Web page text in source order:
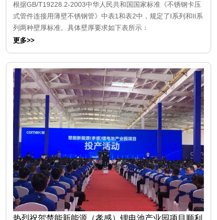
根据GB/T19228.2-2003中华人民共和国国家标准《不锈钢卡压
式管件连接用薄壁不锈钢管》中表1和表2中，规定了I系列和II系
列两种壁厚标准。具体壁厚要求如下表所示：
更多>>